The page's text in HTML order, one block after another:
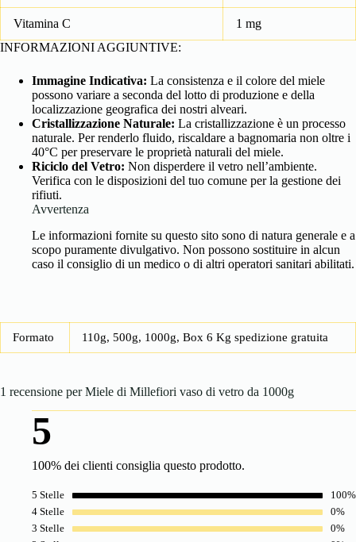
Vitamina C
1 mg
INFORMAZIONI AGGIUNTIVE:
Immagine Indicativa: La consistenza e il colore del miele
possono variare a seconda del lotto di produzione e della
localizzazione geografica dei nostri alveari.
Cristallizzazione Naturale: La cristallizzazione è un processo
naturale. Per renderlo fluido, riscaldare a bagnomaria non oltre i
40°C per preservare le proprietà naturali del miele.
Riciclo del Vetro: Non disperdere il vetro nell’ambiente.
Verifica con le disposizioni del tuo comune per la gestione dei
rifiuti.
Avvertenza
Le informazioni fornite su questo sito sono di natura generale e a
scopo puramente divulgativo. Non possono sostituire in alcun
caso il consiglio di un medico o di altri operatori sanitari abilitati.
Formato 110g, 500g, 1000g, Box 6 Kg spedizione gratuita
1 recensione perMiele di Millefiori vaso di vetro da 1000g
5
100% dei clienti consiglia questo prodotto.
5 Stelle
100%
4 Stelle
0%
3 Stelle
0%